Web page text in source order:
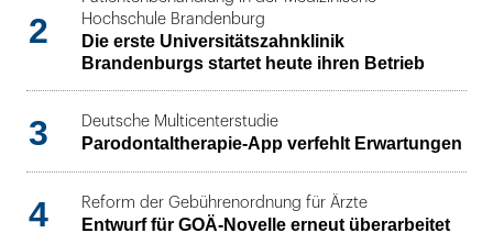
2
Hochschule Brandenburg
Die erste Universitätszahnklinik
Brandenburgs startet heute ihren Betrieb
3 Deutsche Multicenterstudie
Parodontaltherapie-App verfehlt Erwartungen
4 Reform der Gebührenordnung für Ärzte
Entwurf für GOÄ-Novelle erneut überarbeitet